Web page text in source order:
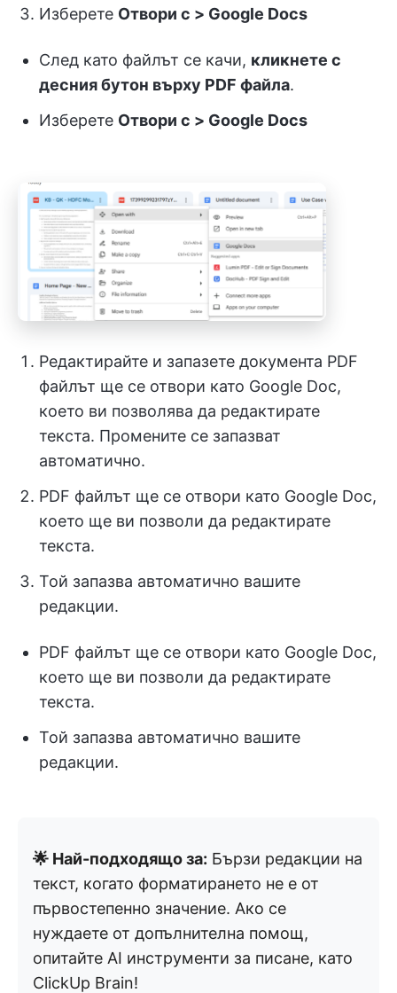
Изберете Отвори с > Google Docs
След като файлът се качи, кликнете с
десния бутон върху PDF файла.
Изберете Отвори с > Google Docs
Редактирайте и запазете документа PDF
файлът ще се отвори като Google Doc,
което ви позволява да редактирате
текста. Промените се запазват
автоматично.
PDF файлът ще се отвори като Google Doc,
което ще ви позволи да редактирате
текста.
Той запазва автоматично вашите
редакции.
PDF файлът ще се отвори като Google Doc,
което ще ви позволи да редактирате
текста.
Той запазва автоматично вашите
редакции.
🌟 Най-подходящо за: Бързи редакции на
текст, когато форматирането не е от
първостепенно значение. Ако се
нуждаете от допълнителна помощ,
опитайте AI инструменти за писане, като
ClickUp Brain!